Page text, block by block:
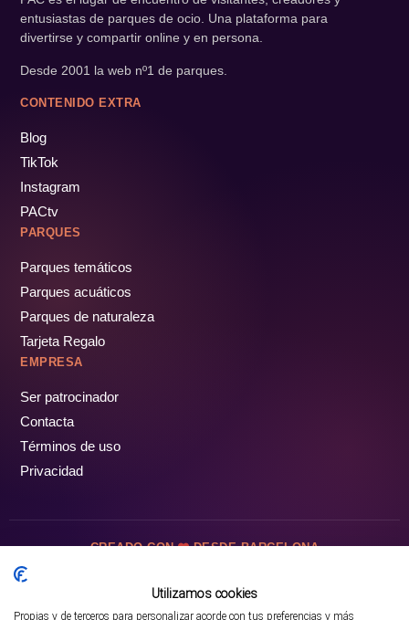
Mejor opción en SATOORDAY
entusiastas de parques de ocio. Una plataforma para
divertirse y compartir online y en persona.
Desde 2001 la web nº1 de parques.
CONTENIDO EXTRA
Blog
TikTok
Instagram
PACtv
PARQUES
Parques temáticos
Parques acuáticos
Parques de naturaleza
Tarjeta Regalo
EMPRESA
Ser patrocinador
Contacta
Términos de uso
Privacidad
CREADO CON DESDE BARCELONA
Utilizamos cookies
Propias y de terceros para personalizar acorde con tus preferencias y más